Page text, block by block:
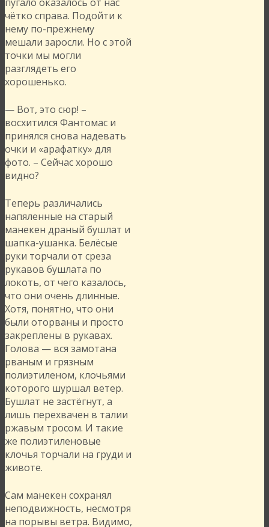
чётко справа. Подойти к
нему по-прежнему
мешали заросли. Но с этой
точки мы могли
разглядеть его
хорошенько.
— Вот, это сюр! –
восхитился Фантомас и
принялся снова надевать
очки и «арафатку» для
фото. – Сейчас хорошо
видно?
Теперь различались
напяленные на старый
манекен драный бушлат и
шапка-ушанка. Белёсые
руки торчали от среза
рукавов бушлата по
локоть, от чего казалось,
что они очень длинные.
Хотя, понятно, что они
были оторваны и просто
закреплены в рукавах.
Голова — вся замотана
рваным и грязным
полиэтиленом, клочьями
которого шуршал ветер.
Бушлат не застёгнут, а
лишь перехвачен в талии
ржавым тросом. И такие
же полиэтиленовые
клочья торчали на груди и
животе.
Сам манекен сохранял
неподвижность, несмотря
на порывы ветра. Видимо,